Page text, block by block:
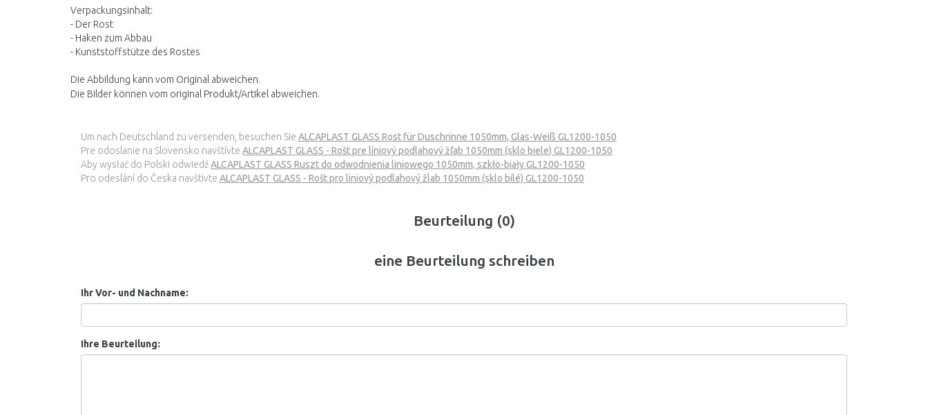
Verpackungsinhalt:
- Der Rost
- Haken zum Abbau
- Kunststoffstütze des Rostes
Die Abbildung kann vom Original abweichen.
Die Bilder können vom original Produkt/Artikel abweichen.
Um nach Deutschland zu versenden, besuchen Sie ALCAPLAST GLASS Rost für Duschrinne 1050mm, Glas-Weiß GL1200-1050
Pre odoslanie na Slovensko navštívte ALCAPLAST GLASS - Rošt pre líniový podlahový žľab 1050mm (sklo biele) GL1200-1050
Aby wysłać do Polski odwiedźALCAPLAST GLASS Ruszt do odwodnienia liniowego 1050mm, szkło-biały GL1200-1050
Pro odeslání do Česka navštivte ALCAPLAST GLASS - Rošt pro liniový podlahový žlab 1050mm (sklo bílé) GL1200-1050
Beurteilung (0)
eine Beurteilung schreiben
Ihr Vor- und Nachname:
Ihre Beurteilung: